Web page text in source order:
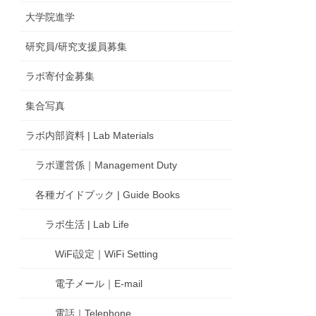
大学院進学
研究員/研究支援員募集
ラボ寄付金募集
集合写真
ラボ内部資料 | Lab Materials
ラボ運営係｜Management Duty
各種ガイドブック | Guide Books
ラボ生活 | Lab Life
WiFi設定｜WiFi Setting
電子メール｜E-mail
電話｜Telephone